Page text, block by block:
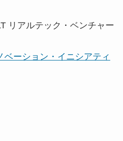
リアルテック・ベンチャー
ベーション・イニシアティ